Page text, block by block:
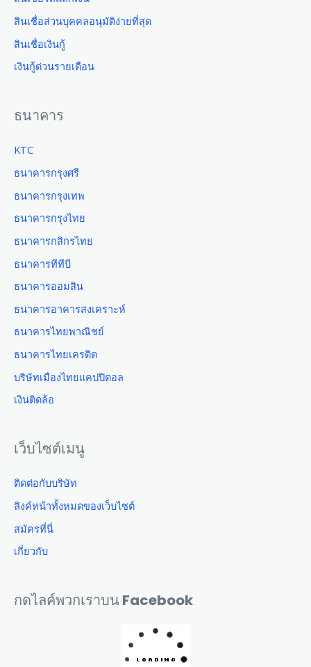
สินเชื่อส่วนบุคคลอนุมัติง่ายที่สุด
สินเชื่อเงินกู้
เงินกู้ด่วนรายเดือน
ธนาคาร
KTC
ธนาคารกรุงศรี
ธนาคารกรุงเทพ
ธนาคารกรุงไทย
ธนาคารกสิกรไทย
ธนาคารทีทีบี
ธนาคารออมสิน
ธนาคารอาคารสงเคราะห์
ธนาคารไทยพาณิชย์
ธนาคารไทยเครดิต
บริษัทเมืองไทยแคปปิตอล
เงินติดล้อ
เว็บไซต์เมนู
ติดต่อกับบริษัท
ลิงค์หน้าทั้งหมดของเว็บไซต์
สมัครที่นี่
เกี่ยวกับ
กดไลค์พวกเราบน Facebook